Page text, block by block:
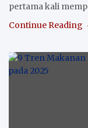
pertama kali
Continue Reading